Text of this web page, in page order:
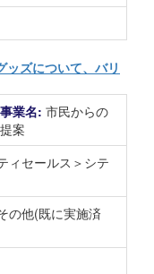
ズについて、バリ
事業名: 市民からの
提案
ィセールス＞シテ
の他(既に実施済